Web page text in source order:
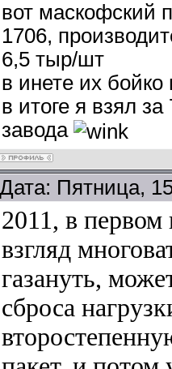
вот маскофский
1706,
6,5 тыр/шт
в инете их
в итоге я взял
завода
Дата: Пятница,
2011, в первом
взгляд
газануть,
сброса